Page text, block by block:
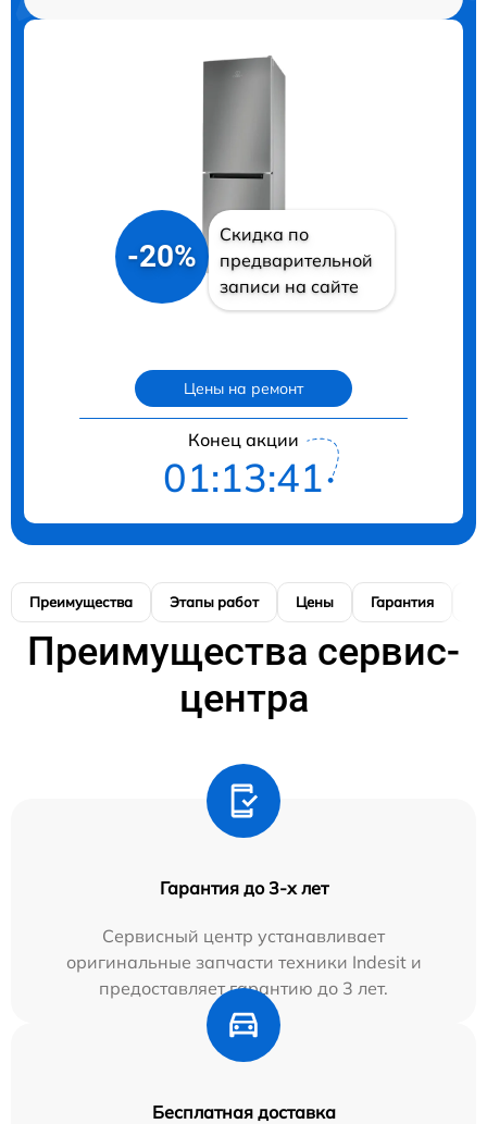
-20%
Скидка по
предварительной
записи на сайте
Цены на ремонт
Конец акции
01:13:40
Преимущества Этапы работ Цены Гарантия
Преимущества сервис-
центра
Гарантия до 3-х лет
Сервисный центр устанавливает
оригинальные запчасти техники Indesit и
предоставляет гарантию до 3 лет.
Бесплатная доставка